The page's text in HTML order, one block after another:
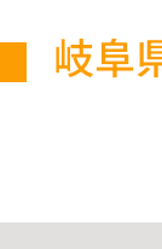
岐阜